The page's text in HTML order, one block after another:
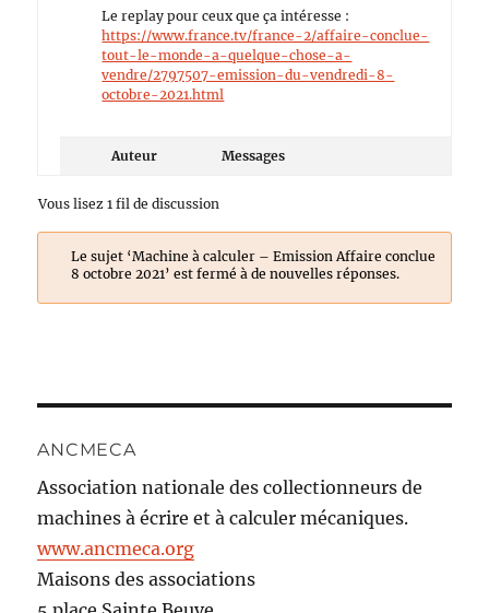
Le replay pour ceux que ça intéresse :
https://www.france.tv/france-2/affaire-conclue-
tout-le-monde-a-quelque-chose-a-
vendre/2797507-emission-du-vendredi-8-
octobre-2021.html
Auteur Messages
Vous lisez 1 fil de discussion
Le sujet ‘Machine à calculer – Emission Affaire conclue
8 octobre 2021’ est fermé à de nouvelles réponses.
ANCMECA
Association nationale des collectionneurs de
machines à écrire et à calculer mécaniques.
www.ancmeca.org
Maisons des associations